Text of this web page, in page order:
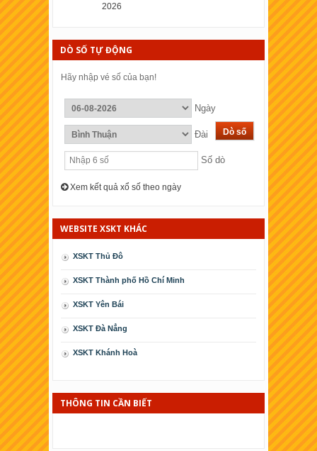
2026
DÒ SỐ TỰ ĐỘNG
Hãy nhập vé số của bạn!
Ngày
Đài
Số dò
Xem kết quả xổ số theo ngày
WEBSITE XSKT KHÁC
XSKT Thủ Đô
XSKT Thành phố Hồ Chí Minh
XSKT Yên Bái
XSKT Ðà Nẳng
XSKT Khánh Hoà
XSKT Phú Yên
THÔNG TIN CẦN BIẾT